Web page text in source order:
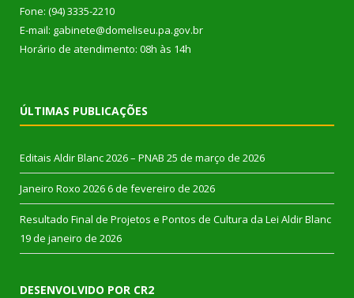
Fone: (94) 3335-2210
E-mail: gabinete@domeliseu.pa.gov.br
Horário de atendimento: 08h às 14h
ÚLTIMAS PUBLICAÇÕES
Editais Aldir Blanc 2026 – PNAB 25 de março de 2026
Janeiro Roxo 2026 6 de fevereiro de 2026
Resultado Final de Projetos e Pontos de Cultura da Lei Aldir Blanc
19 de janeiro de 2026
DESENVOLVIDO POR CR2